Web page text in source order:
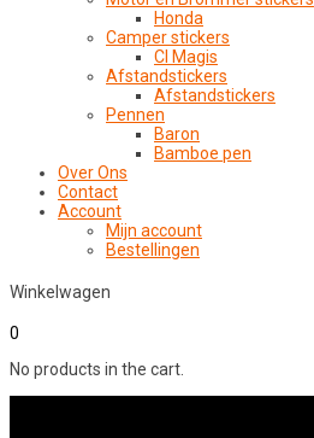
Honda
Camper stickers
CI Magis
Afstandstickers
Afstandstickers
Pennen
Baron
Bamboe pen
Over Ons
Contact
Account
Mijn account
Bestellingen
Winkelwagen
0
No products in the cart.